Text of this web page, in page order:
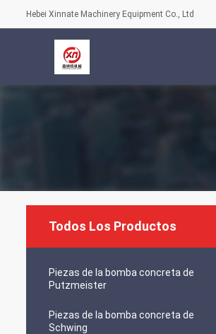
Hebei Xinnate Machinery Equipment Co., Ltd
Todos Los Productos
Piezas de la bomba concreta de
Putzmeister
Piezas de la bomba concreta de
Schwing